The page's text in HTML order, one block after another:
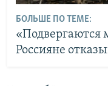
БОЛЬШЕ ПО ТЕМЕ:
Россияне